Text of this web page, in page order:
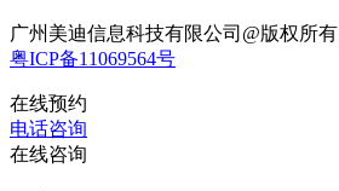
广州美迪信息科技有限公司@版权所有
粤ICP备11069564号
在线预约
电话咨询
在线咨询